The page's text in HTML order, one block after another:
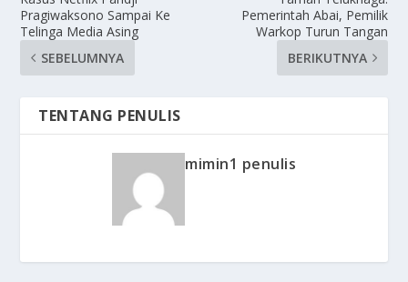
Pragiwaksono Sampai Ke
Telinga Media Asing
SEBELUMNYA
Pemerintah Abai, Pemilik
Warkop Turun Tangan
BERIKUTNYA
TENTANG PENULIS
mimin1 penulis